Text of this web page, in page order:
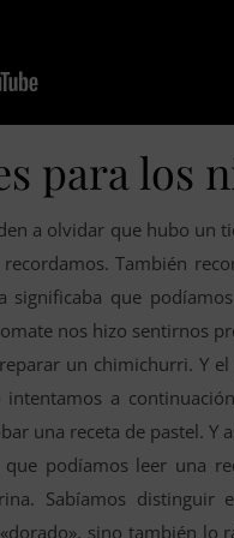
para los
a olvidar que hubo un
También
significaba que
nos hizo sentirnos
un chimichurri. Y
a
una receta de pastel. Y
podíamos leer una
Sabíamos
sino también lo